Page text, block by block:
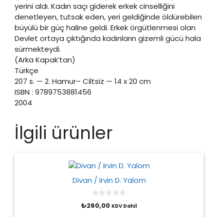
yerini aldı. Kadın saçı giderek erkek cinselliğini
denetleyen, tutsak eden, yeri geldiğinde öldürebilen
büyülü bir güç haline geldi. Erkek örgütlenmesi olan
Devlet ortaya çıktığında kadınların gizemli gücü hala
sürmekteydi.
(Arka Kapak’tan)
Türkçe
207 s. — 2. Hamur– Ciltsiz — 14 x 20 cm
ISBN : 9789753881456
2004
İlgili ürünler
Divan / Irvin D. Yalom
0
o
₺260,00 KDV Dahil